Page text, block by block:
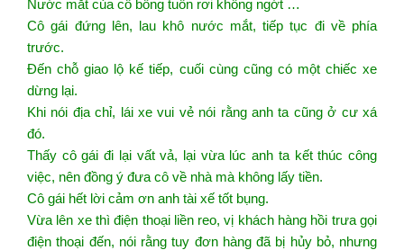
Nước mắt của cô bỗng tuôn rơi không ngớt …
Cô gái đứng lên, lau khô nước mắt, tiếp tục đi về phía
trước.
Đến chỗ giao lộ kế tiếp, cuối cùng cũng có một chiếc xe
dừng lại.
Khi nói địa chỉ, lái xe vui vẻ nói rằng anh ta cũng ở cư xá
đó.
Thấy cô gái đi lại vất vả, lại vừa lúc anh ta kết thúc công
việc, nên đồng ý đưa cô về nhà mà không lấy tiền.
Cô gái hết lời cảm ơn anh tài xế tốt bụng.
Vừa lên xe thì điện thoại liền reo, vị khách hàng hồi trưa gọi
điện thoại đến, nói rằng tuy đơn hàng đã bị hủy bỏ, nhưng